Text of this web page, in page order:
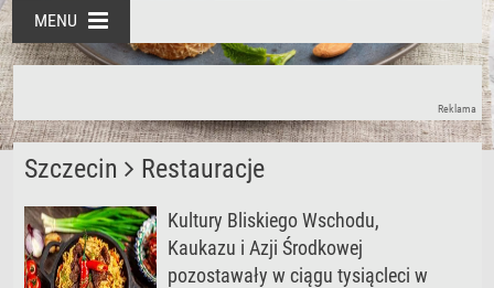
MENU
Reklama
Szczecin Restauracje
Kultury Bliskiego Wschodu,
Kaukazu i Azji Środkowej
pozostawały w ciągu tysiącleci w